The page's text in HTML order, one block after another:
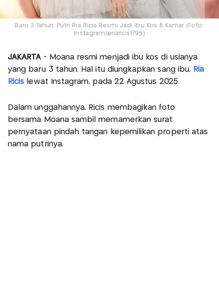
Baru 3 Tahun, Putri Ria Ricis Resmi Jadi Ibu Kos 8 Kamar. (Foto:
Instagram/@riaricis1795)
JAKARTA- Moana resmi menjadi ibu kos di usianya
yang baru 3 tahun. Hal itu diungkapkan sang ibu, Ria
Ricis lewat Instagram, pada 22 Agustus 2025.
Dalam unggahannya, Ricis membagikan foto
bersama Moana sambil memamerkan surat
pernyataan pindah tangan kepemilikan properti atas
nama putrinya.